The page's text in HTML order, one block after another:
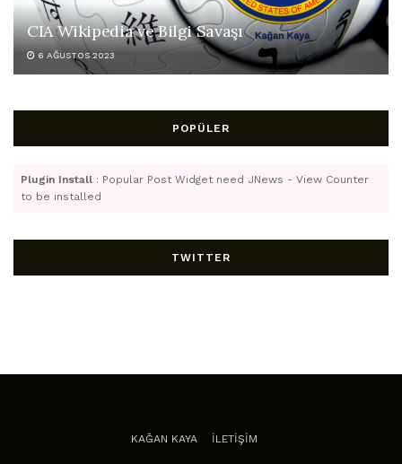
CIA Wikipedia ve Bilgi Savaşı
6 AĞUSTOS 2023
POPÜLER
Plugin Install : Popular Post Widget need JNews - View Counter
to be installed
TWITTER
KAĞAN KAYA İLETİŞİM